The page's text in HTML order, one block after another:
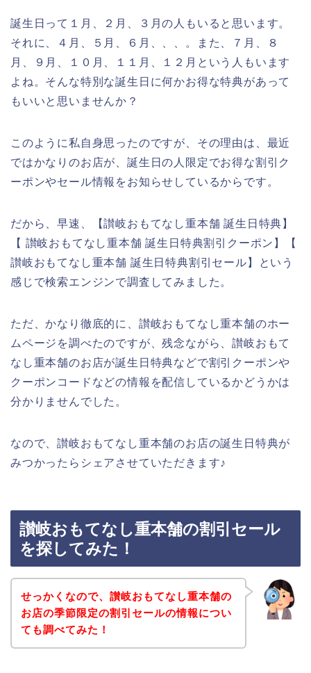
誕生日って１月、２月、３月の人もいると思います。
それに、４月、５月、６月、、、。また、７月、８
月、９月、１０月、１１月、１２月という人もいます
よね。そんな特別な誕生日に何かお得な特典があって
もいいと思いませんか？
このように私自身思ったのですが、その理由は、最近
ではかなりのお店が、誕生日の人限定でお得な割引ク
ーポンやセール情報をお知らせしているからです。
だから、早速、【讃岐おもてなし重本舗 誕生日特典】
【 讃岐おもてなし重本舗 誕生日特典割引クーポン】【
讃岐おもてなし重本舗 誕生日特典割引セール】という
感じで検索エンジンで調査してみました。
ただ、かなり徹底的に、讃岐おもてなし重本舗のホー
ムページを調べたのですが、残念ながら、讃岐おもて
なし重本舗のお店が誕生日特典などで割引クーポンや
クーポンコードなどの情報を配信しているかどうかは
分かりませんでした。
なので、讃岐おもてなし重本舗のお店の誕生日特典が
みつかったらシェアさせていただきます♪
讃岐おもてなし重本舗の割引セール
を探してみた！
せっかくなので、讃岐おもてなし重本舗の
お店の季節限定の割引セールの情報につい
ても調べてみた！